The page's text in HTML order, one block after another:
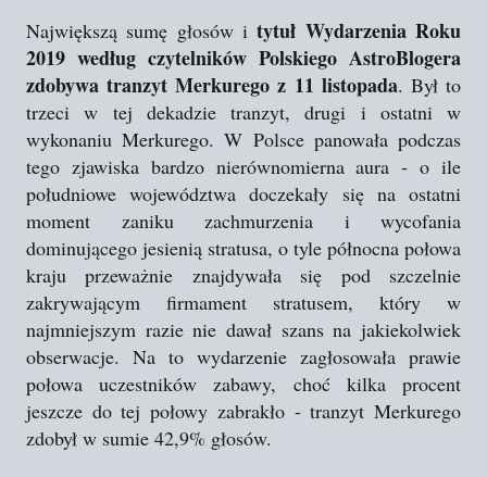
Największą sumę głosów itytuł Wydarzenia Roku
2019 według czytelników Polskiego AstroBlogera
zdobywa tranzyt Merkurego z 11 listopada. Był to
trzeci w tej dekadzie tranzyt, drugi i ostatni w
wykonaniu Merkurego. W Polsce panowała podczas
tego zjawiska bardzo nierównomierna aura - o ile
południowe województwa doczekały się na ostatni
moment zaniku zachmurzenia i wycofania
dominującego jesienią stratusa, o tyle północna połowa
kraju przeważnie znajdywała się pod szczelnie
zakrywającym firmament stratusem, który w
najmniejszym razie nie dawał szans na jakiekolwiek
obserwacje. Na to wydarzenie zagłosowała prawie
połowa uczestników zabawy, choć kilka procent
jeszcze do tej połowy zabrakło - tranzyt Merkurego
zdobył w sumie 42,9% głosów.